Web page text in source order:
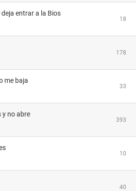
deja entrar a la Bios
18
178
me baja
33
y no abre
393
10
40